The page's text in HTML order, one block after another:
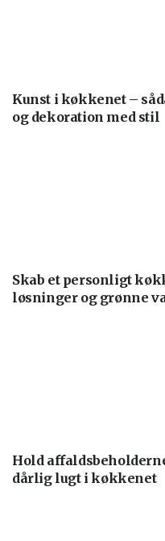
Kunst i køkkenet –
og dekoration med stil
Skab et personligt
løsninger og grønne
Hold
dårlig lugt i køkkenet